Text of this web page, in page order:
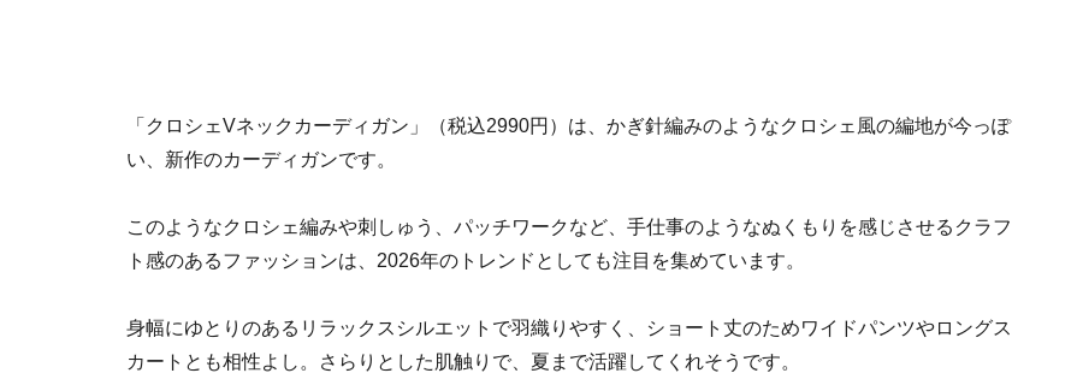
「クロシェVネックカーディガン」（税込2990円）は、かぎ針編みのようなクロシェ風の編地が今っぽ
い、新作のカーディガンです。
このようなクロシェ編みや刺しゅう、パッチワークなど、手仕事のようなぬくもりを感じさせるクラフ
ト感のあるファッションは、2026年のトレンドとしても注目を集めています。
身幅にゆとりのあるリラックスシルエットで羽織りやすく、ショート丈のためワイドパンツやロングス
カートとも相性よし。さらりとした肌触りで、夏まで活躍してくれそうです。